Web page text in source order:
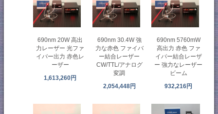
690nm 20W 高出
力レーザー 光ファ
イバー出力 赤色レ
ーザー
1,613,260円
690nm 30.4W 強
力な赤色 ファイバ
ー結合レーザー
CW/TTL/アナログ
変調
2,054,448円
690nm 5760mW
高出力 赤色 ファ
イバー結合レーザ
ー 強力なレーザー
ビーム
932,216円